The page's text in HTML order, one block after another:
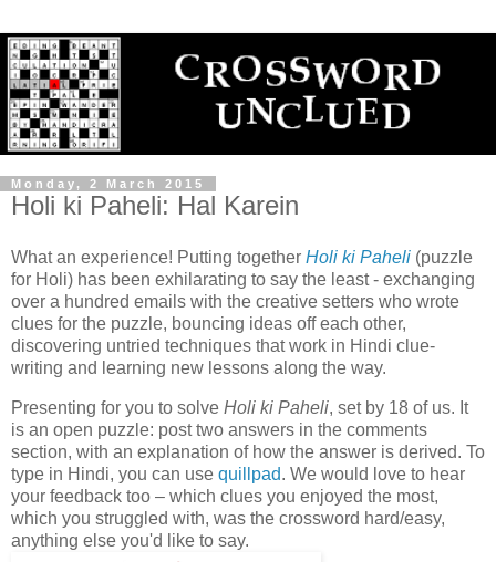
Monday, 2 March 2015
Holi ki Paheli: Hal Karein
What an experience! Putting together Holi ki Paheli (puzzle
for Holi) has been exhilarating to say the least - exchanging
over a hundred emails with the creative setters who wrote
clues for the puzzle, bouncing ideas off each other,
discovering untried techniques that work in Hindi clue-
writing and learning new lessons along the way.
Presenting for you to solve Holi ki Paheli, set by 18 of us. It
is an open puzzle: post two answers in the comments
section, with an explanation of how the answer is derived. To
type in Hindi, you can use quillpad. We would love to hear
your feedback too – which clues you enjoyed the most,
which you struggled with, was the crossword hard/easy,
anything else you'd like to say.